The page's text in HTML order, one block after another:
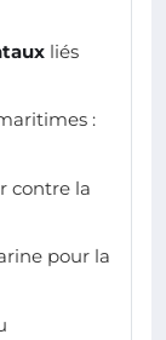
liés
:
contre la
pour la